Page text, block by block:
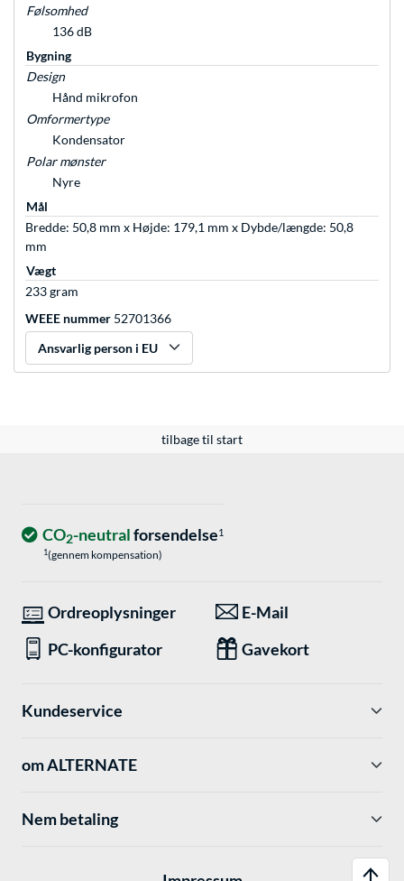
Følsomhed
136 dB
Bygning
Design
Hånd mikrofon
Omformertype
Kondensator
Polar mønster
Nyre
Mål
Bredde: 50,8 mm x Højde: 179,1 mm x Dybde/længde: 50,8
mm
Vægt
233 gram
WEEE nummer 52701366
Ansvarlig person i EU
tilbage til start
CO2-neutralforsendelse1
1(gennem kompensation)
Ordreoplysninger
E-Mail
PC-konfigurator
Gavekort
Kundeservice
om ALTERNATE
Nem betaling